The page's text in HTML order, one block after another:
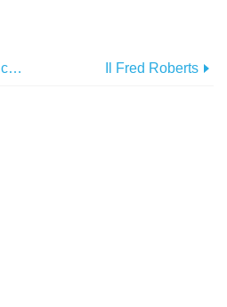
Candler County Historical Society E The History Museum Il Fred Roberts